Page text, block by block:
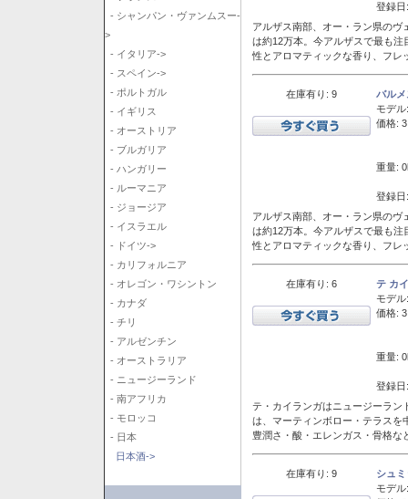
- シャンパン・ヴァンムスー-
>
- イタリア->
- スペイン->
- ポルトガル
- イギリス
- オーストリア
- ブルガリア
- ハンガリー
- ルーマニア
- ジョージア
- イスラエル
- ドイツ->
- カリフォルニア
- オレゴン・ワシントン
- カナダ
- チリ
- アルゼンチン
- オーストラリア
- ニュージーランド
- 南アフリカ
- モロッコ
- 日本
日本酒->
登録
アルザス南部、オー・ラン県の
は約12万本。今アルザスで最も
性とアロマティックな香り、フレ
在庫有り: 9
バル
モデル:
価格:
重量:
登録
アルザス南部、オー・ラン県の
は約12万本。今アルザスで最も
性とアロマティックな香り、フレ
在庫有り: 6
テ カ
モデル:
価格:
重量:
登録
テ・カイランガはニュージーラン
は、マーティンボロー・テラスを
豊潤さ・酸・エレンガス・骨格
在庫有り: 9
シュ
モデル: